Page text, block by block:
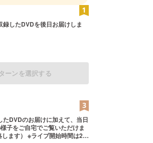
ーンを選択する
子をご自宅でご覧いただけま
ます） ※ライブ開始時間は20